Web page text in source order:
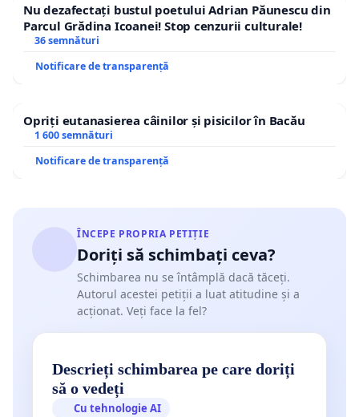
Nu dezafectați bustul poetului Adrian Păunescu din
Parcul Grădina Icoanei! Stop cenzurii culturale!
36 semnături
Notificare de transparență
Opriți eutanasierea câinilor și pisicilor în Bacău
1 600 semnături
Notificare de transparență
ÎNCEPE PROPRIA PETIȚIE
Doriți să schimbați ceva?
Schimbarea nu se întâmplă dacă tăceți.
Autorul acestei petiții a luat atitudine și a
acționat. Veți face la fel?
Descrieți schimbarea pe care doriți
să o vedeți
Cu tehnologie AI